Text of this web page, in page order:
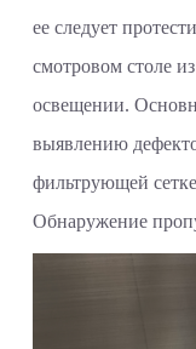
ее следует
смотровом столе
освещении.
выявлению
фильтрующей
Обнаружение